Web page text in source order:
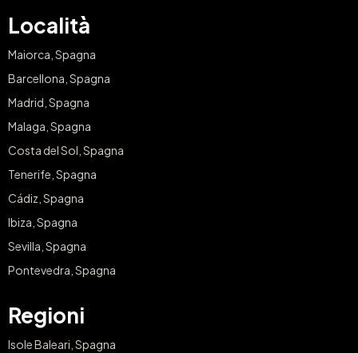
Località
Maiorca, Spagna
Barcellona, Spagna
Madrid, Spagna
Malaga, Spagna
Costa del Sol, Spagna
Tenerife, Spagna
Cádiz, Spagna
Ibiza, Spagna
Sevilla, Spagna
Pontevedra, Spagna
Regioni
Isole Baleari, Spagna